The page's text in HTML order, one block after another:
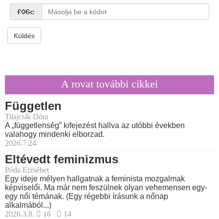
Küldés
A rovat további cikkei
Független
Tilajcsík Dóra
A „függetlenség” kifejezést hallva az utóbbi években
valahogy mindenki elborzad.
2026.7.24.
Eltévedt feminizmus
Póda Erzsébet
Egy ideje mélyen hallgatnak a feminista mozgalmak
képviselői. Ma már nem feszülnek olyan vehemensen egy-
egy női témának. (Egy régebbi írásunk a nőnap
alkalmából...)
2026.3.8.
16 14